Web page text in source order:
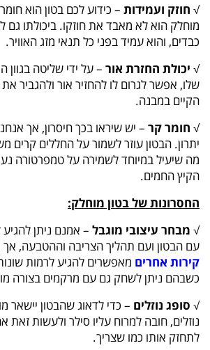
√ חוזק ועמידות – כידוע לכם בטון הוא
מוחלק הוא לא מאבד את חוזקו. ביכולתו
כבדים, והוא עמיד בפני כל תנאי מזג האוויר.
√ יכולת החזרת אור – על ידי שליטה
שלו, אפשר לגרום לו להחזיר אור ולהגביר
הקיים במבנה.
√ חומר קר – יש שיראו בכך חיסרון, אך
יתרון. הבטון עוזר לשמור על החללים קרים
מה שיעיל במיוחד לשמירה על טמפרטורה
הקיץ החמים.
החסרונות של בטון מוחלק:
√ מבחר עיצובי מוגבל – אמנם ניתן להגיע
עם הבטון ועם תהליך הצריבה וההטבעה, אך
קירות אחרים מאפשרים להגיע לרמות
כשבהם ניתן לשחק גם עם מרקמים בצורה
√ סופג נוזלים – כדי לדאוג שהבטון יישאר
נוזלים, חובה למרוח עליו סילר ולעשות זאת
לתחזק אותו כמו שצריך.